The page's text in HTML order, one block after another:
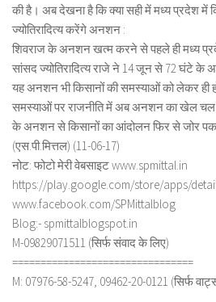
की है। अब देखना है कि क्या सही में मध्य प्रदेश में
ज्योतिरादित्य करेंगे अनशन :
शिवराज के अनशन खत्म करने से पहले ही मध्य
सांसद ज्योतिरादित्य राजे ने 14 जून से 72 घंटे के
यह अनशन भी किसानों की समस्याओं को लेकर ही
समस्याओं पर राजनीति में अब अनशन का खेल चल
के अनशन से किसानों का आंदोलन फिर से जोर
(एस.पी.मित्तल) (11-06-17)
नोट: फोटो मेरी वेबसाइट www.spmittal.in
https://play.google.com/store/apps/
www.facebook.com/SPMittalblog
Blog:- spmittalblogspot.in
M-09829071511 (सिर्फ संवाद के लिए)
================================
M: 07976-58-5247, 09462-20-0121 (सिर्फ